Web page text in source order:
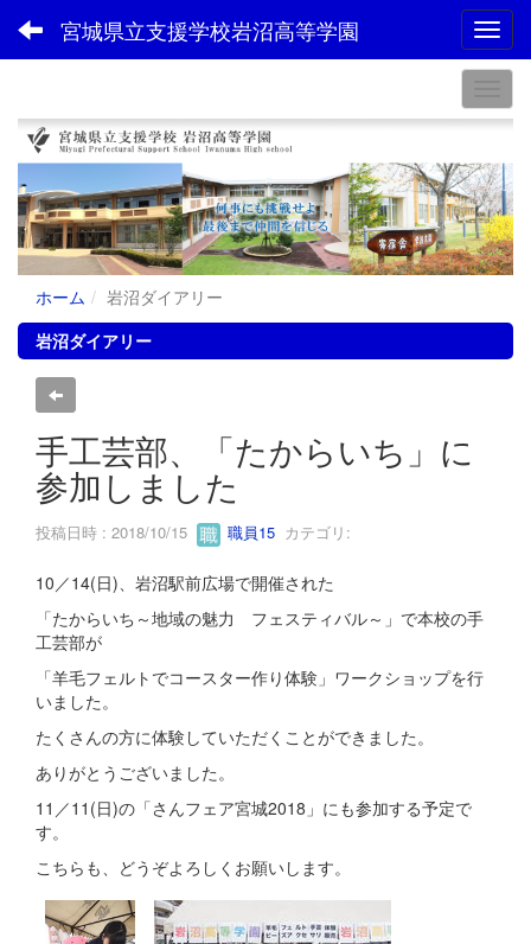
宮城県立支援学校岩沼高等学園
ホーム
岩沼ダイアリー
岩沼ダイアリー
手工芸部、「たからいち」に
参加しました
投稿日時 : 2018/10/15 職員15 カテゴリ:
10／14(日)、岩沼駅前広場で開催された
「たからいち～地域の魅力 フェスティバル～」で本校の手
工芸部が
「羊毛フェルトでコースター作り体験」ワークショップを行
いました。
たくさんの方に体験していただくことができました。
ありがとうございました。
11／11(日)の「さんフェア宮城2018」にも参加する予定で
す。
こちらも、どうぞよろしくお願いします。